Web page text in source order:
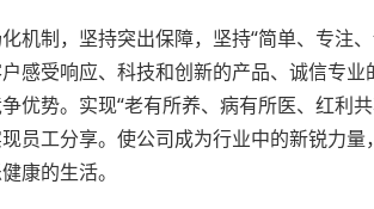
机制，坚持突出保障，坚持“简单、专注
感受响应、科技和创新的产品、诚信专
优势。实现“老有所养、病有所医、红利
员工分享。使公司成为行业中的新锐力
康的生活。